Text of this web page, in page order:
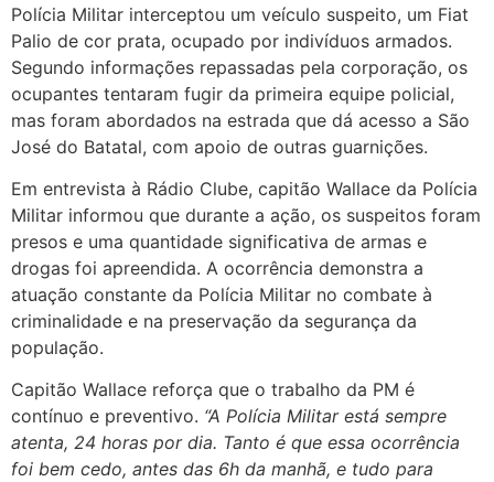
Polícia Militar interceptou um veículo suspeito, um Fiat
Palio de cor prata, ocupado por indivíduos armados.
Segundo informações repassadas pela corporação, os
ocupantes tentaram fugir da primeira equipe policial,
mas foram abordados na estrada que dá acesso a São
José do Batatal, com apoio de outras guarnições.
Em entrevista à Rádio Clube, capitão Wallace da Polícia
Militar informou que durante a ação, os suspeitos foram
presos e uma quantidade significativa de armas e
drogas foi apreendida. A ocorrência demonstra a
atuação constante da Polícia Militar no combate à
criminalidade e na preservação da segurança da
população.
Capitão Wallace reforça que o trabalho da PM é
contínuo e preventivo. “A Polícia Militar está sempre
atenta, 24 horas por dia. Tanto é que essa ocorrência
foi bem cedo, antes das 6h da manhã, e tudo para